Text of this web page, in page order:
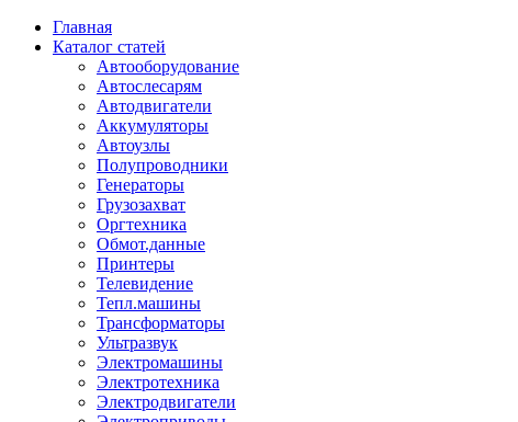
Главная
Каталог статей
Автооборудование
Автослесарям
Автодвигатели
Аккумуляторы
Автоузлы
Полупроводники
Генераторы
Грузозахват
Оргтехника
Обмот.данные
Принтеры
Телевидение
Тепл.машины
Трансформаторы
Ультразвук
Электромашины
Электротехника
Электродвигатели